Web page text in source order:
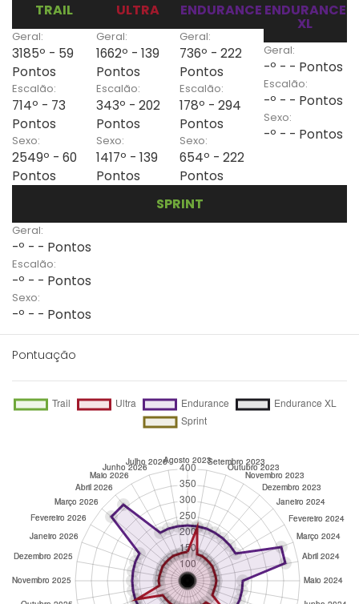
TRAIL
Geral:
3185º - 59
Pontos
Escalão:
714º - 73
Pontos
Sexo:
2549º - 60
Pontos
ULTRA
Geral:
1662º - 139
Pontos
Escalão:
343º - 202
Pontos
Sexo:
1417º - 139
Pontos
ENDURANCE
Geral:
736º - 222
Pontos
Escalão:
178º - 294
Pontos
Sexo:
654º - 222
Pontos
ENDURANCE
XL
Geral:
-º - - Pontos
Escalão:
-º - - Pontos
Sexo:
-º - - Pontos
SPRINT
Geral:
-º - - Pontos
Escalão:
-º - - Pontos
Sexo:
-º - - Pontos
Pontuação